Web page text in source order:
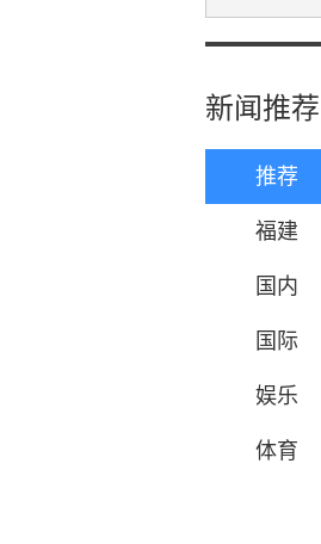
新闻推荐
推荐
福建
国内
国际
娱乐
体育